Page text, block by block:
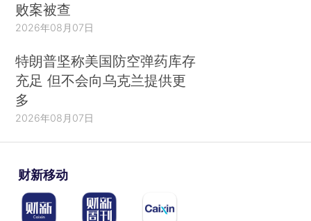
败案被查
2026年08月07日
特朗普坚称美国防空弹药库存
充足 但不会向乌克兰提供更
多
2026年08月07日
财新移动